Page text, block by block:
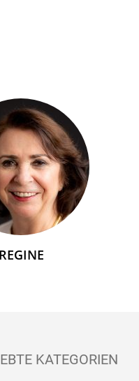
REGINE
KATEGORIEN